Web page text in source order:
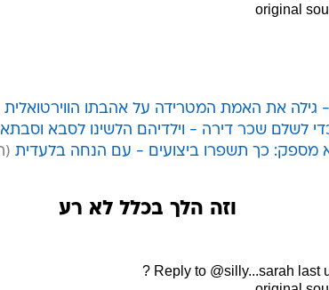
גילה את האמת המטרידה על אהבתו הווירטואלית
לשלם שכר דירה - וילדיהם הלשינו לסבא וסבתא
מספק: כך תשפרו ביצועים - עם הנחה בלעדית
וזה הלך בכלל לא רע
Reply to @silly...sarah last